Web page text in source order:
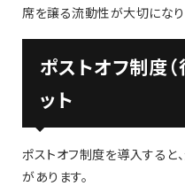
席を譲る流動性が大切になり
ポストオフ制度
ット
ポストオフ制度を導入すると
があります。